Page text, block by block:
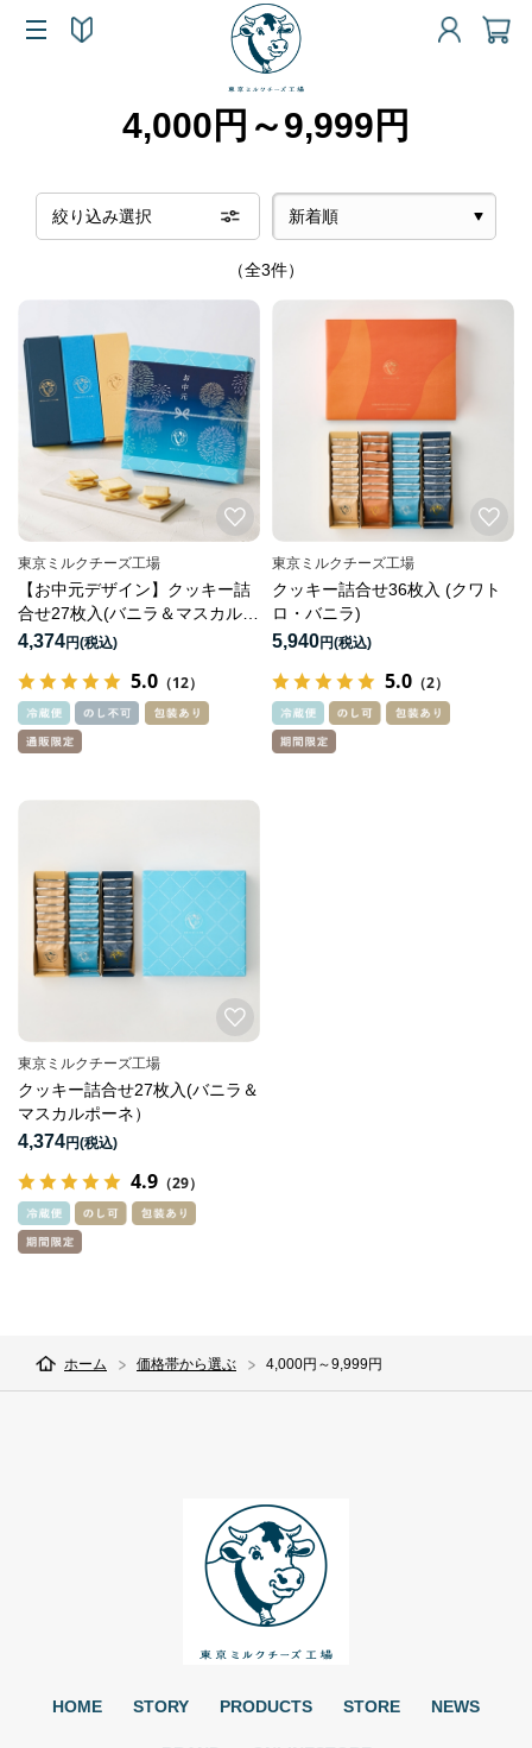
4,000円～9,999円
絞り込み選択
（全3件）
東京ミルクチーズ工場
【お中元デザイン】クッキー詰
合せ27枚入(バニラ＆マスカルポ
ーネ）
4,374円
5.0 （12）
東京ミルクチーズ工場
クッキー詰合せ36枚入 (クワト
ロ・バニラ)
5,940円
5.0 （2）
東京ミルクチーズ工場
クッキー詰合せ27枚入(バニラ＆
マスカルポーネ）
4,374円
4.9 （29）
ホーム 価格帯から選ぶ 4,000円～9,999円
HOME STORY PRODUCTS STORE NEWS